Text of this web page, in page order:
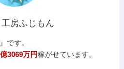
房ふじもん
です。
3069万円稼がせています。